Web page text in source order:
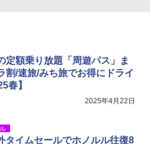
定額乗り放題「周遊パス」ま
割/速旅/みち旅でお得にドライ
春】
2025年4月22日
タイムセールでホノルル往復8